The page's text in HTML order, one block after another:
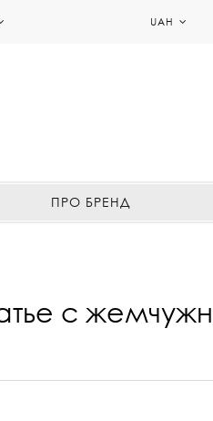
UAH
ПРО БРЕНД
с